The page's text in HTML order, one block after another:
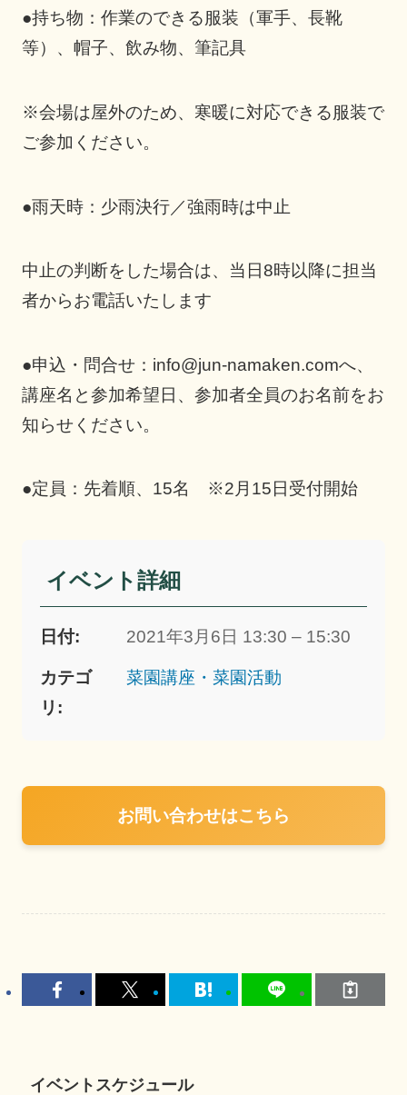
●持ち物：作業のできる服装（軍手、長靴
等）、帽子、飲み物、筆記具
※会場は屋外のため、寒暖に対応できる服装で
ご参加ください。
●雨天時：少雨決行／強雨時は中止
中止の判断をした場合は、当日8時以降に担当
者からお電話いたします
●申込・問合せ：info@jun-namaken.comへ、
講座名と参加希望日、参加者全員のお名前をお
知らせください。
●定員：先着順、15名 ※2月15日受付開始
イベント詳細
日付: 2021年3月6日 13:30 – 15:30
カテゴ
リ:
菜園講座・菜園活動
お問い合わせはこちら
イベントスケジュール